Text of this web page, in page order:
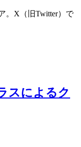
。X（旧Twitter）で
スによるク